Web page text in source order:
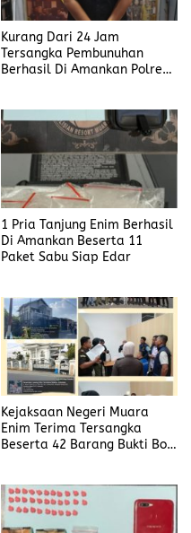
Kurang Dari 24 Jam
Tersangka Pembunuhan
Berhasil Di Amankan Polres
1 Pria Tanjung Enim Berhasil
Di Amankan Beserta 11
Paket Sabu Siap Edar
Kejaksaan Negeri Muara
Enim Terima Tersangka
Beserta 42 Barang Bukti Bobi